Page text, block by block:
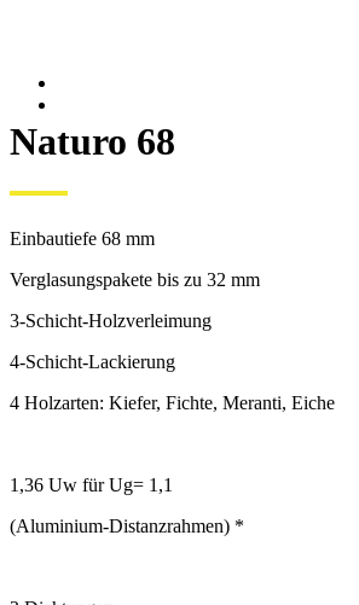
Naturo 68
Einbautiefe 68 mm
Verglasungspakete bis zu 32 mm
3-Schicht-Holzverleimung
4-Schicht-Lackierung
4 Holzarten: Kiefer, Fichte, Meranti, Eiche
1,36 Uw für Ug= 1,1
(Aluminium-Distanzrahmen) *